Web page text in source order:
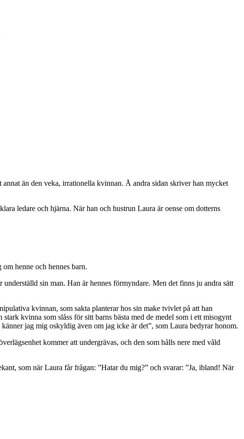
än den veka, irrationella kvinnan. Å andra sidan skriver han mycket
ledare och hjärna. När han och hustrun Laura är oense om dotterns
henne och hennes barn.
sin man. Han är hennes förmyndare. Men det finns ju andra sätt
kvinnan, som sakta planterar hos sin make tvivlet på att han
kvinna som slåss för sitt barns bästa med de medel som i ett misogynt
jag mig oskyldig även om jag icke är det”, som Laura bedyrar honom.
kommer att undergrävas, och den som hålls nere med våld
som när Laura får frågan: ”Hatar du mig?” och svarar: ”Ja, ibland! När